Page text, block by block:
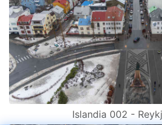
Islandia 002 -